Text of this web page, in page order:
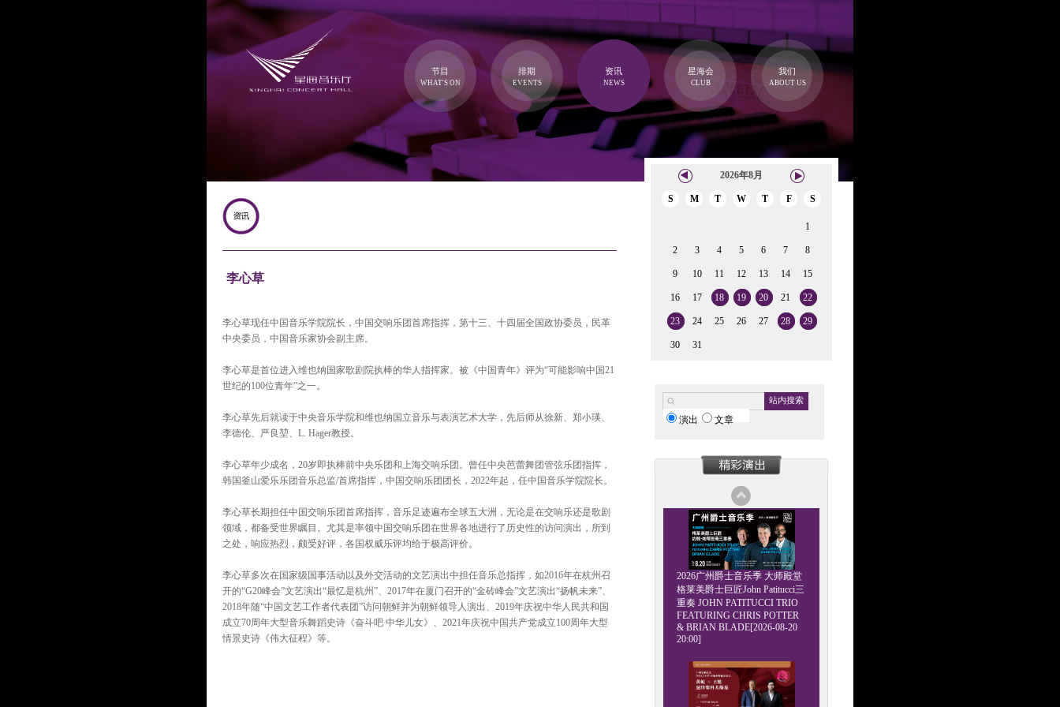
节目
WHAT'S ON
排期
EVENTS
资讯
NEWS
星海会
CLUB
我们
ABOUT US
李心草
李心草现任中国音乐学院院长，中国交响乐团首席指挥，第十三、十四届全国政协委员，民革
中央委员，中国音乐家协会副主席。
李心草是首位进入维也纳国家歌剧院执棒的华人指挥家。被《中国青年》评为“可能影响中国21
世纪的100位青年”之一。
李心草先后就读于中央音乐学院和维也纳国立音乐与表演艺术大学，先后师从徐新、郑小瑛、
李德伦、严良堃、L. Hager教授。
李心草年少成名，20岁即执棒前中央乐团和上海交响乐团。曾任中央芭蕾舞团管弦乐团指挥，
韩国釜山爱乐乐团音乐总监/首席指挥，中国交响乐团团长，2022年起，任中国音乐学院院长。
李心草长期担任中国交响乐团首席指挥，音乐足迹遍布全球五大洲，无论是在交响乐还是歌剧
领域，都备受世界瞩目。尤其是率领中国交响乐团在世界各地进行了历史性的访问演出，所到
之处，响应热烈，颇受好评，各国权威乐评均给于极高评价。
李心草多次在国家级国事活动以及外交活动的文艺演出中担任音乐总指挥，如2016年在杭州召
开的“G20峰会”文艺演出“最忆是杭州”、2017年在厦门召开的“金砖峰会”文艺演出“扬帆未来”、
2018年随“中国文艺工作者代表团”访问朝鲜并为朝鲜领导人演出、2019年庆祝中华人民共和国
成立70周年大型音乐舞蹈史诗《奋斗吧 中华儿女》、2021年庆祝中国共产党成立100周年大型
情景史诗《伟大征程》等。
2026年8月
S M T W T F S
1
2 3 4 5 6 7 8
9 10 11 12 13 14 15
16 17 18 19 20 21 22
23 24 25 26 27 28 29
30 31
站内搜索
演出 文章
2026广州爵士音乐季 大师殿堂
格莱美爵士巨匠John Patitucci三
重奏 JOHN PATITUCCI TRIO
FEATURING CHRIS POTTER
& BRIAN BLADE[2026-08-20
20:00]